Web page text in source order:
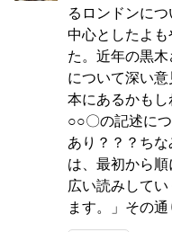
るロンドンに
中心としたよ
た。近年の黒
について深い
本にあるかも
○○〇の記述に
あり？？？ち
は、最初から
広い読みして
ます。」その通